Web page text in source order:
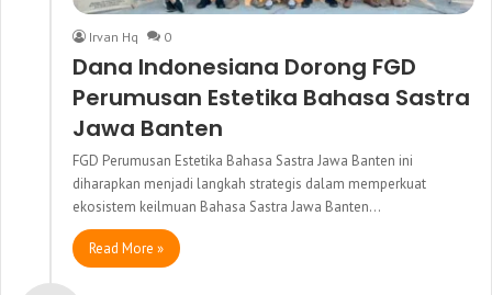
Irvan Hq 0
Dana Indonesiana Dorong FGD
Perumusan Estetika Bahasa Sastra
Jawa Banten
FGD Perumusan Estetika Bahasa Sastra Jawa Banten ini
diharapkan menjadi langkah strategis dalam memperkuat
ekosistem keilmuan Bahasa Sastra Jawa Banten…
Read More »